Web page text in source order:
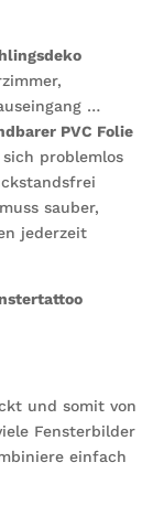
…
PVC Folie
sich problemlos
sauber,
jederzeit
und somit von
Fensterbilder
einfach